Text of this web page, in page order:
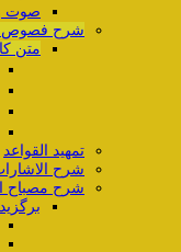
صوت و
شرح فصوص
متن
تمهید القواعد
شرح
شرح مصباح